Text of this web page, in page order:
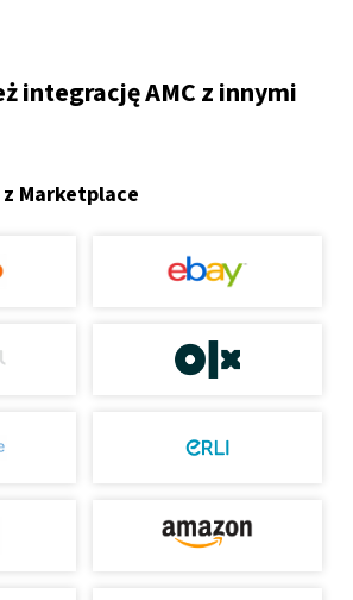
integrację AMC z innymi
Marketplace